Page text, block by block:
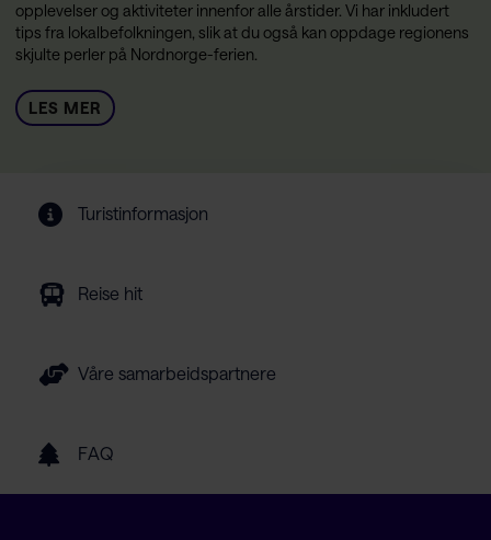
opplevelser og aktiviteter innenfor alle årstider. Vi har inkludert
tips fra lokalbefolkningen, slik at du også kan oppdage regionens
skjulte perler på Nordnorge-ferien.
LES MER
Turistinformasjon
Reise hit
Våre samarbeidspartnere
FAQ